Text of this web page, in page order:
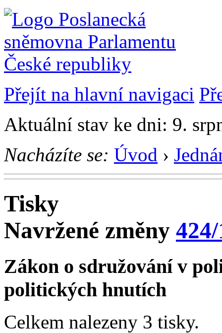
Přejít na hlavní navigaci
Aktuální stav ke dni: 9.
Nacházíte se: Úvod ›
Tisky
Navržené změny
Zákon o sdružování v
politických hnutích
Celkem nalezeny 3 tisky.